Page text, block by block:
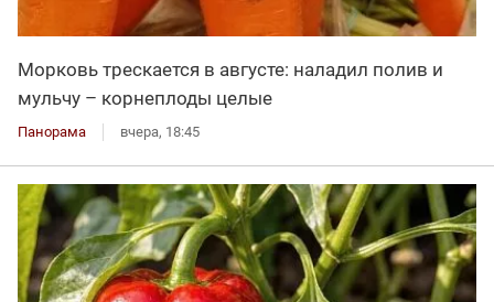
Морковь трескается в августе: наладил полив и
мульчу – корнеплоды целые
Панорама вчера, 18:45